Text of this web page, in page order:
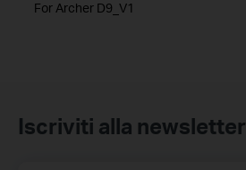
For Archer D9_V1
Iscriviti alla newsletter